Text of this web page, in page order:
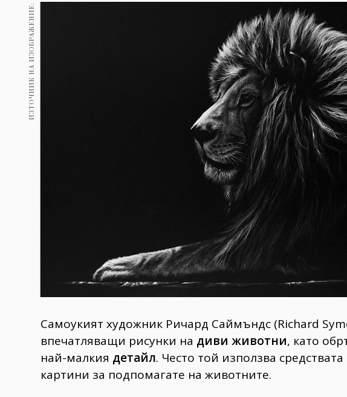
Пътувай
Здраве
Gentlemen
ИЗТОЧНИК НА ИЗОБРАЖЕНИЕ:
Самоукият художник Ричард Саймъндс (Richard
впечатляващи рисунки на диви животни, като
най-малкия детайл. Често той използва
картини за подпомагате на животните.